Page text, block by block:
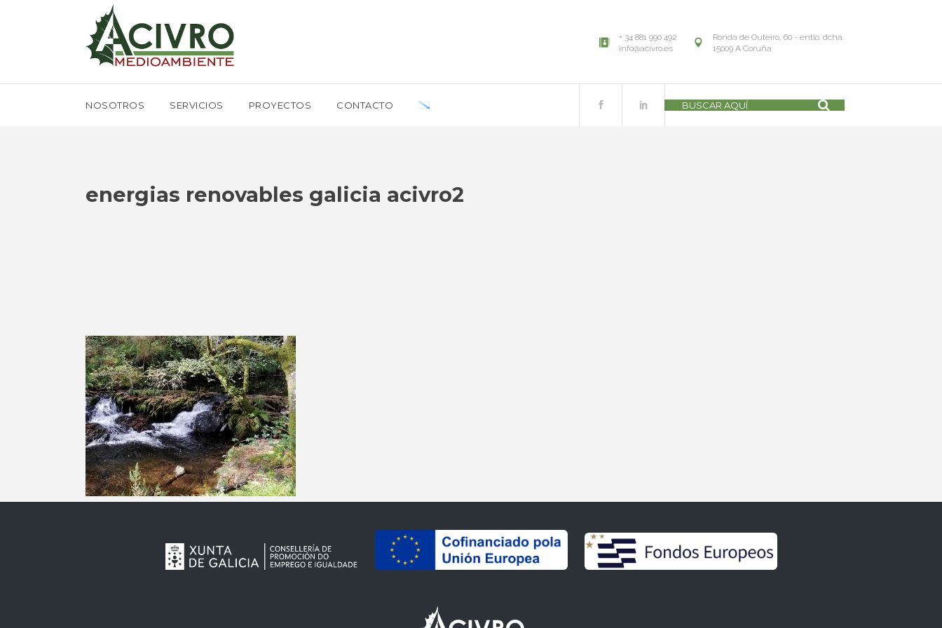
+ 34 881 990 492
info@acivro.es
Ronda de Outeiro, 60 - entlo. dcha.
15009 A Coruña
NOSOTROS SERVICIOS PROYECTOS CONTACTO
energias renovables galicia acivro2